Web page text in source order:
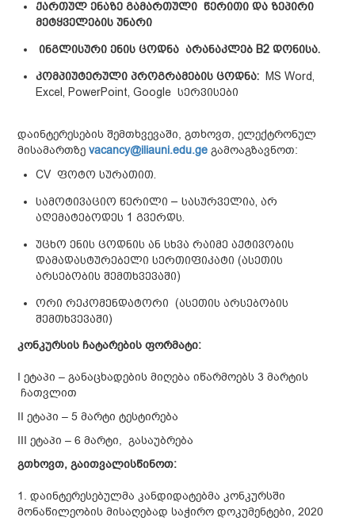
ქართულ ენაზე გამართული წერითი და ზეპირი
მეტყველების უნარი
ინგლისური ენის ცოდნა არანაკლებ B2 დონისა.
კომპიუტერული პროგრამების ცოდნა: MS Word,
Excel, PowerPoint, Google სერვისები
დაინტერესების შემთხვევაში, გთხოვთ, ელექტრონულ
მისამართზეvacancy@iliauni.edu.ge გამოაგზავნოთ:
CV ფოტო სურათით.
სამოტივაციო წერილი – სასურველია, არ
აღემატებოდეს 1 გვერდს.
უცხო ენის ცოდნის ან სხვა რაიმე აქტივობის
დამადასტურებელი სერთიფიკატი (ასეთის
არსებობის შემთხვევაში)
ორი რეკომენდატორი (ასეთის არსებობის
შემთხვევაში)
კონკურსის ჩატარების ფორმატი:
I ეტაპი – განაცხადების მიღება იწარმოებს 3 მარტის
ჩათვლით
II ეტაპი – 5 მარტი ტესტირება
III ეტაპი – 6 მარტი, გასაუბრება
გთხოვთ,გაითვალისწინოთ:
1. დაინტერესებულმა კანდიდატებმა კონკურსში
მონაწილეობის მისაღებად საჭირო დოკუმენტები, 2020